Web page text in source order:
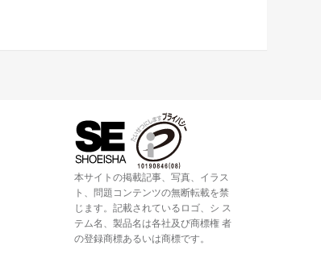
本サイトの掲載記事、写真、イラス
ト、問題コンテンツの無断転載を禁
じます。記載されているロゴ、シ ス
テム名、製品名は各社及び商標権 者
の登録商標あるいは商標です。